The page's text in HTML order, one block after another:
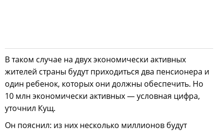
В таком случае на двух экономически активных
жителей страны будут приходиться два пенсионера и
один ребенок, которых они должны обеспечить. Но
10 млн экономически активных — условная цифра,
уточнил Кущ.
Он пояснил: из них несколько миллионов будут